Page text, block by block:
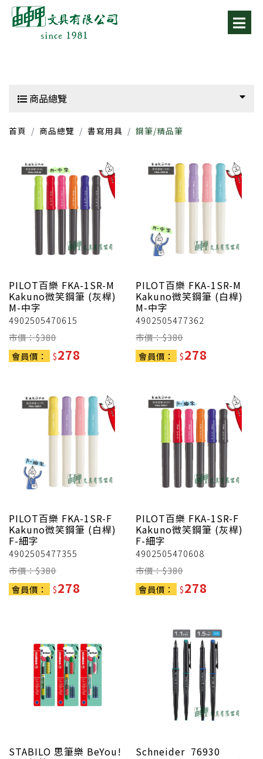
商品總覽
首頁 商品總覽 書寫用具 鋼筆/精品筆
PILOT百樂 FKA-1SR-M
Kakuno微笑鋼筆 (灰桿)
M-中字
4902505470615
市價：$380
會員價：
$278
PILOT百樂 FKA-1SR-M
Kakuno微笑鋼筆 (白桿)
M-中字
4902505477362
市價：$380
會員價：
$278
PILOT百樂 FKA-1SR-F
Kakuno微笑鋼筆 (白桿)
F-細字
4902505477355
市價：$380
會員價：
$278
PILOT百樂 FKA-1SR-F
Kakuno微笑鋼筆 (灰桿)
F-細字
4902505470608
市價：$380
會員價：
$278
STABILO 思筆樂 BeYou! Schneider 76930